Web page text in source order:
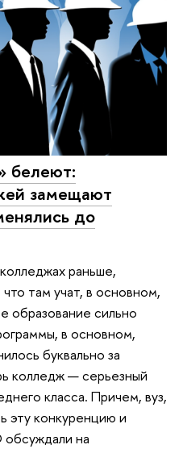
белеют:
замещают
до
раньше,
там учат, в основном,
образование сильно
в основном,
буквально за
колледж — серьезный
класса. Причем, вуз,
эту конкуренцию и
на